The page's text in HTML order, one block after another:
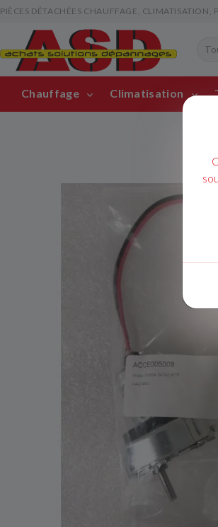
PIÈCES DÉTACHÉES CHAUFFAGE, CLIMATISATION,
Chauffage Climatisation